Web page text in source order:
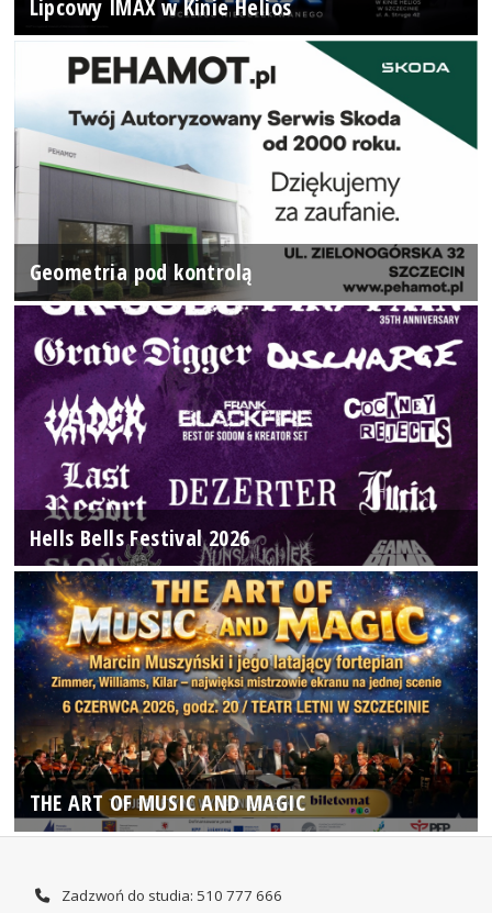
Lipcowy IMAX w Kinie Helios
Geometria pod kontrolą
Hells Bells Festival 2026
THE ART OF MUSIC AND MAGIC
Zadzwoń do studia: 510 777 666